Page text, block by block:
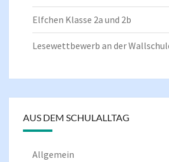
Elfchen Klasse 2a und 2b
Lesewettbewerb an der
AUS DEM SCHULALLTAG
Allgemein